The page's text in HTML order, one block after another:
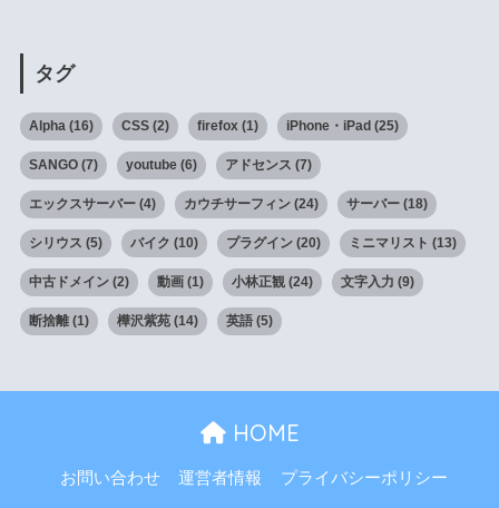
タグ
Alpha(16) CSS(2) firefox(1) iPhone・iPad (25)
SANGO(7) youtube(6) アドセンス (7)
エックスサーバー(4) カウチサーフィン(24) サーバー(18)
シリウス (5) バイク (10) プラグイン(20) ミニマリスト (13)
中古ドメイン(2) 動画(1) 小林正観(24) 文字入力 (9)
断捨離(1) 樺沢紫苑(14) 英語(5)
HOME
お問い合わせ 運営者情報 プライバシーポリシー